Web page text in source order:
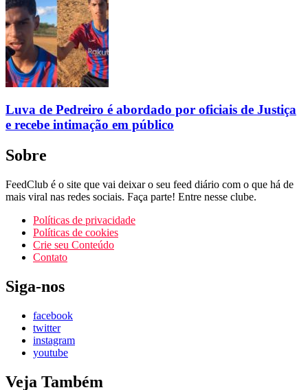
Luva de Pedreiro é abordado por oficiais de Justiça
e recebe intimação em público
Sobre
FeedClub é o site que vai deixar o seu feed diário com o que há de
mais viral nas redes sociais. Faça parte! Entre nesse clube.
Políticas de privacidade
Políticas de cookies
Crie seu Conteúdo
Contato
Siga-nos
facebook
twitter
instagram
youtube
Veja Também